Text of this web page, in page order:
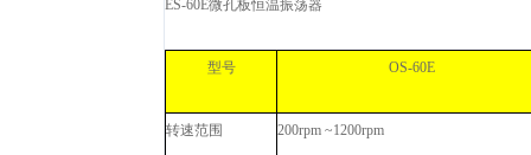
ES-60E微孔板恒温振荡器
型号 OS-60E
转速范围 200rpm ~1200rpm